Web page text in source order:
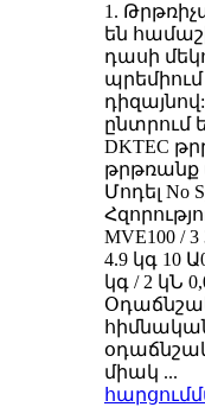
1.
են
դասի
ընտրում
DKTEC
թրթռանք
Մոդել No
MVE100 /
4.9 կգ 10
կգ / 2 կՆ
միակ ...
հարցում